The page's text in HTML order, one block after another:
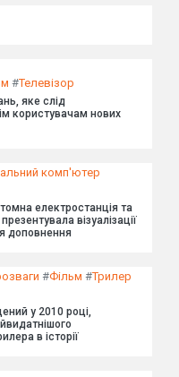
#Телевізор
яке слід
користувачам нових
комп'ютер
електростанція та
візуалізації
доповнення
#Фільм #Трилер
у 2010 році,
в історії